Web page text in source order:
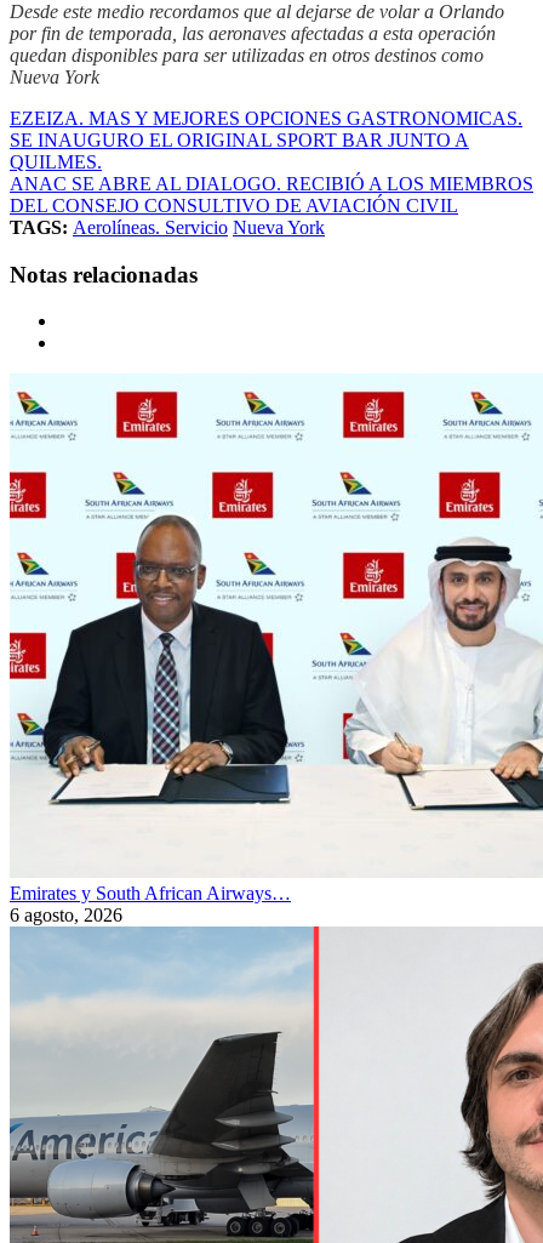
Desde este medio recordamos que al dejarse de volar a Orlando
por fin de temporada, las aeronaves afectadas a esta operación
quedan disponibles para ser utilizadas en otros destinos como
Nueva York
EZEIZA. MAS Y MEJORES OPCIONES GASTRONOMICAS.
SE INAUGURO EL ORIGINAL SPORT BAR JUNTO A
QUILMES.
ANAC SE ABRE AL DIALOGO. RECIBIÓ A LOS MIEMBROS
DEL CONSEJO CONSULTIVO DE AVIACIÓN CIVIL
TAGS: Aerolíneas. Servicio Nueva York
Notas relacionadas
Emirates y South African Airways…
6 agosto, 2026